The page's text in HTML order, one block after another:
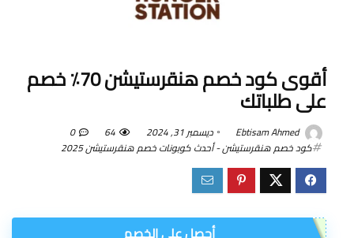
أقوى كود خصم هنقرستيشن 70٪ خصم
على طلباتك
Ebtisam Ahmed ديسمبر 31, 2024 64
0
كود خصم هنقرستيشن - أحدث كوبونات خصم هنقرستيشن 2025
أحصل على الخصم